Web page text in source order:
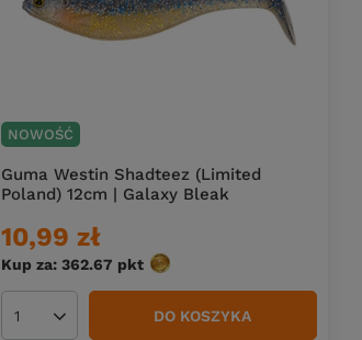
NOWOŚĆ
Guma Westin Shadteez (Limited
Poland) 12cm | Galaxy Bleak
10,99 zł
Kup za: 362.67 pktpunktów
Ilość produktów DO KOSZYKA